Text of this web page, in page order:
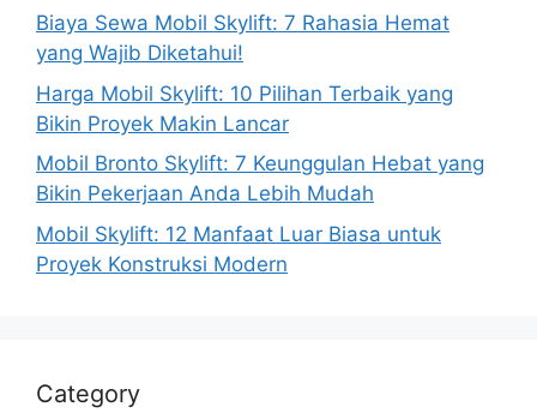
Biaya Sewa Mobil Skylift: 7 Rahasia Hemat
yang Wajib Diketahui!
Harga Mobil Skylift: 10 Pilihan Terbaik yang
Bikin Proyek Makin Lancar
Mobil Bronto Skylift: 7 Keunggulan Hebat yang
Bikin Pekerjaan Anda Lebih Mudah
Mobil Skylift: 12 Manfaat Luar Biasa untuk
Proyek Konstruksi Modern
Category